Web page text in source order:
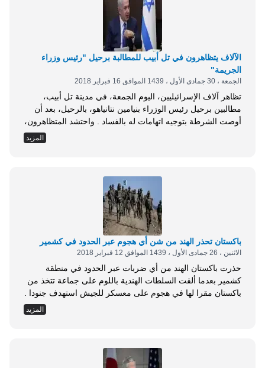
الآلاف يتظاهرون في تل أبيب للمطالبة برحيل "رئيس وزراء
الجريمة"
الجمعة ، 30 جمادى الأول ، 1439 الموافق 16 فبراير 2018
تظاهر آلاف الإسرائيليين، اليوم الجمعة، في مدينة تل أبيب،
مطالبين برحيل رئيس الوزراء بنيامين نتانياهو، بالرحيل، بعد أن
أوصت الشرطة بتوجيه اتهامات له بالفساد . واحتشد المتظاهرون،
بساحة المسرح الوطني، حاملين لافتات كُتب عليها بالعبرية باي
باي بي بي، وهو الاسم المختصر له، وأخرى بالإنكليزية: رئيس
المزيد
باكستان تحذر الهند من شن أي هجوم عبر الحدود في كشمير
الاثنين ، 26 جمادى الأول ، 1439 الموافق 12 فبراير 2018
حذرت باكستان الهند من أي ضربات عبر الحدود في منطقة
كشمير بعدما ألقت السلطات الهندية باللوم على جماعة تتخذ من
باكستان مقرا لها في هجوم على معسكر للجيش استهدف جنودا .
وهجوم يوم السبت على المعسكر قرب مدينة جامو العاصمة
الشتوية لولاية جامو وكشمير المحتلة من قبل الهند هو الأسوأ منذ
المزيد